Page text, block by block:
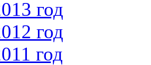
год
год
год